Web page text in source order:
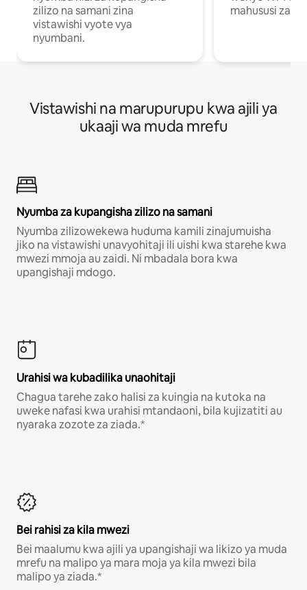
zilizo na samani zina
vistawishi vyote vya
nyumbani.
mahususi za
Vistawishi na marupurupu kwa ajili ya
ukaaji wa muda mrefu
Nyumba za kupangisha zilizo na samani
Nyumba zilizowekewa huduma kamili zinajumuisha
jiko na vistawishi unavyohitaji ili uishi kwa starehe kwa
mwezi mmoja au zaidi. Ni mbadala bora kwa
upangishaji mdogo.
Urahisi wa kubadilika unaohitaji
Chagua tarehe zako halisi za kuingia na kutoka na
uweke nafasi kwa urahisi mtandaoni, bila kujizatiti au
nyaraka zozote za ziada.*
Bei rahisi za kila mwezi
Bei maalumu kwa ajili ya upangishaji wa likizo ya muda
mrefu na malipo ya mara moja ya kila mwezi bila
malipo ya ziada.*